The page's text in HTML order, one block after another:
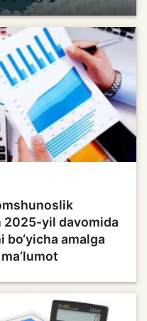
2025-yil davomida
bo‘yicha amalga